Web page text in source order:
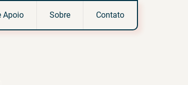
Apoio Sobre Contato